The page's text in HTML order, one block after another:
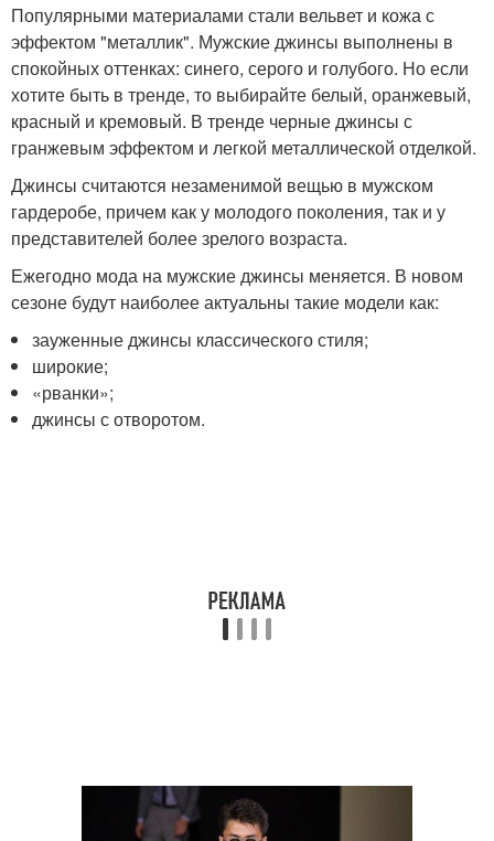
Популярными материалами стали вельвет и кожа с
эффектом "металлик". Мужские джинсы выполнены в
спокойных оттенках: синего, серого и голубого. Но если
хотите быть в тренде, то выбирайте белый, оранжевый,
красный и кремовый. В тренде черные джинсы с
гранжевым эффектом и легкой металлической отделкой.
Джинсы считаются незаменимой вещью в мужском
гардеробе, причем как у молодого поколения, так и у
представителей более зрелого возраста.
Ежегодно мода на мужские джинсы меняется. В новом
сезоне будут наиболее актуальны такие модели как:
зауженные джинсы классического стиля;
широкие;
«рванки»;
джинсы с отворотом.